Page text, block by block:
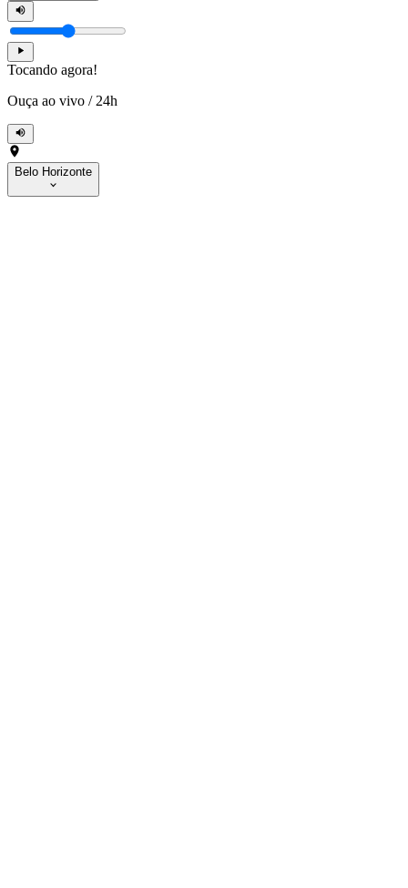
Tocando agora!
Ouça ao vivo / 24h
Belo Horizonte